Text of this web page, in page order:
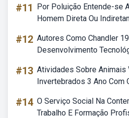
#11
Por Poluição Entende-se
Homem Direta Ou
#12 Autores Como Chandler
Desenvolvimento
#13 Atividades Sobre Animais
Invertebrados 3 Ano Com
#14 O Serviço Social Na
Trabalho E Formação